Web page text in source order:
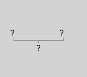
?
?
?